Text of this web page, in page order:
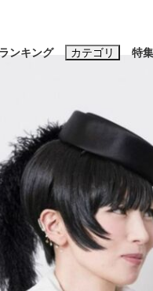
ランキング カテゴリ 特集
おすすめのキーワード
#藤田晋 #三山凌輝 #
#玉木雄一郎
#亀和田武